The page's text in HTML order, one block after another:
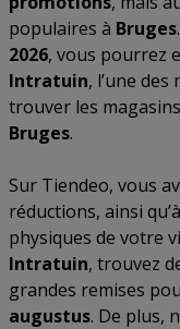
populaires à Bruges
2026, vous pourrez
Intratuin, l’une
trouver les
Bruges.
Sur Tiendeo, vous
réductions, ainsi
physiques de votre
Intratuin, trouvez
grandes remises
augustus. De plus,